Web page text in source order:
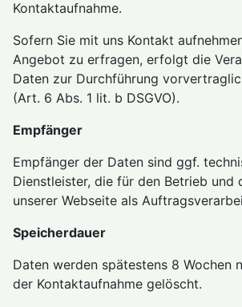
Kontaktaufnahme.
Sofern Sie mit uns Kontakt
Angebot zu erfragen, erfolgt die
Daten zur Durchführung
(Art. 6 Abs. 1 lit. b DSGVO).
Empfänger
Empfänger der Daten sind ggf.
Dienstleister, die für den Betrieb und
unserer Webseite als
Speicherdauer
Daten werden spätestens 8 Wochen
der Kontaktaufnahme gelöscht.